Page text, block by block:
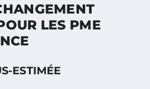
LES PME
ESTIMÉE